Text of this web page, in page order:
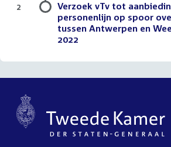
Verzoek vTv tot
personenlijn op spoor
tussen Antwerpen en
2022
2